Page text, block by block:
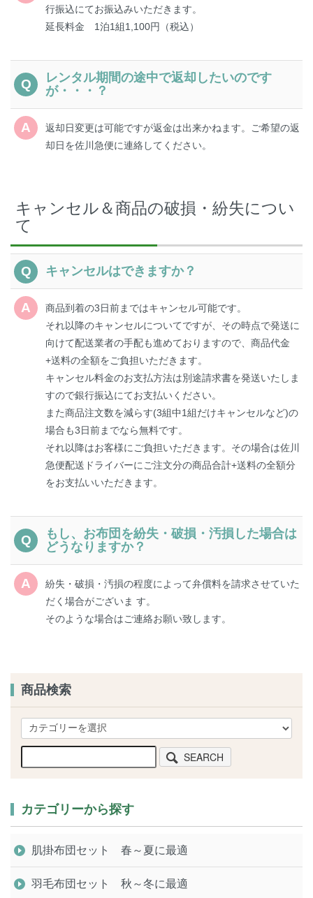
行振込にてお振込みいただきます。
延長料金 1泊1組1,100円（税込）
レンタル期間の途中で返却したいのです
が・・・？
返却日変更は可能ですが返金は出来かねます。ご希望の返
却日を佐川急便に連絡してください。
キャンセル＆商品の破損・紛失につい
て
キャンセルはできますか？
商品到着の3日前まではキャンセル可能です。
それ以降のキャンセルについてですが、その時点で発送に
向けて配送業者の手配も進めておりますので、商品代金
+送料の全額をご負担いただきます。
キャンセル料金のお支払方法は別途請求書を発送いたしま
すので銀行振込にてお支払いください。
また商品注文数を減らす(3組中1組だけキャンセルなど)の
場合も3日前までなら無料です。
それ以降はお客様にご負担いただきます。その場合は佐川
急便配送ドライバーにご注文分の商品合計+送料の全額分
をお支払いいただきます。
もし、お布団を紛失・破損・汚損した場合は
どうなりますか？
紛失・破損・汚損の程度によって弁償料を請求させていた
だく場合がございま す。
そのような場合はご連絡お願い致します。
商品検索
SEARCH
カテゴリーから探す
肌掛布団セット 春～夏に最適
羽毛布団セット 秋～冬に最適